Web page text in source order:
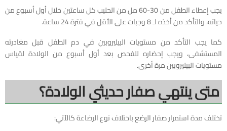
يجب إعطاء الطفل من 30-60 مل من الحليب كل ساعتين خلال أول أسبوع من
حياته، والتأكد من أخذه لـ 8 وجبات على الأقل في فترة 24 ساعة.
كما يجب التأكد من مستويات البيليروبين في دم الطفل قبل مغادرته
المستشفى، ويجب إحضاره للفحص بعد أول أسبوع من الولادة لقياس
مستويات البيليروبين مرة أخرى.
متى ينتهي صفار حديثي الولادة؟
تختلف مدة استمرار صفار الرضع باختلاف نوع الرضاعة كالآتي: